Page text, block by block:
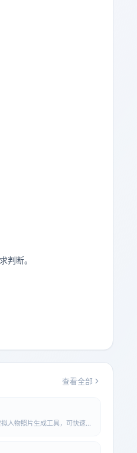
判断。
查看全部
人物照片生成工具，可快速创